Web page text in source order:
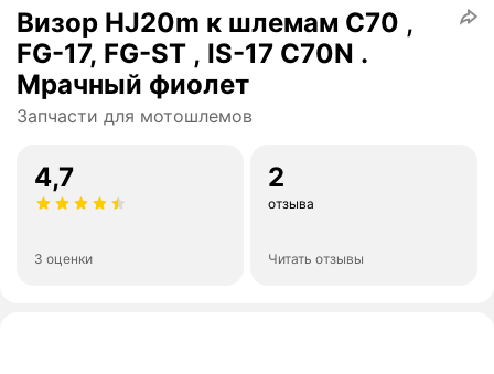
Визор HJ20m к шлемам C70 ,
FG-17, FG-ST , IS-17 С70N .
Мрачный фиолет
Запчасти для мотошлемов
4,7
3 оценки
2
отзыва
Читать отзывы